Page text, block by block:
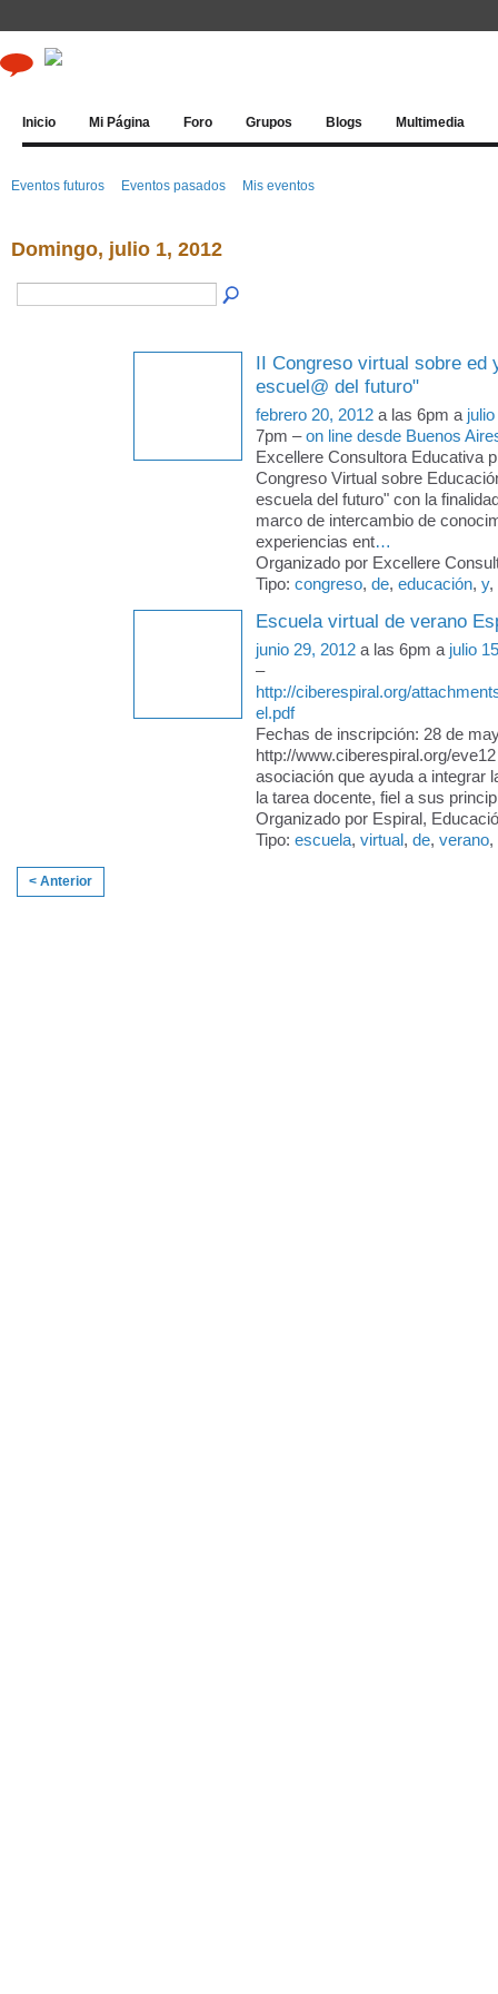
Inicio Mi Página Foro Grupos Blogs Multimedia
Eventos futuros Eventos pasados Mis eventos
Domingo, julio 1, 2012
II Congreso virtual sobre ed
escuel@ del futuro"
febrero 20, 2012 a las 6pm a
7pm –on line desde Buenos
Excellere Consultora Educativa
Congreso Virtual sobre
escuela del futuro" con la
marco de intercambio de
experiencias ent…
Organizado por Excellere
Tipo: congreso, de, educación, y,
Escuela virtual de verano
junio 29, 2012 a las 6pm a julio
–
http://ciberespiral.org/
el.pdf
Fechas de inscripción: 28 de
http://www.ciberespiral.org/
asociación que ayuda a integrar
la tarea docente, fiel a sus
Organizado por Espiral,
Tipo: escuela, virtual, de, verano,
< Anterior